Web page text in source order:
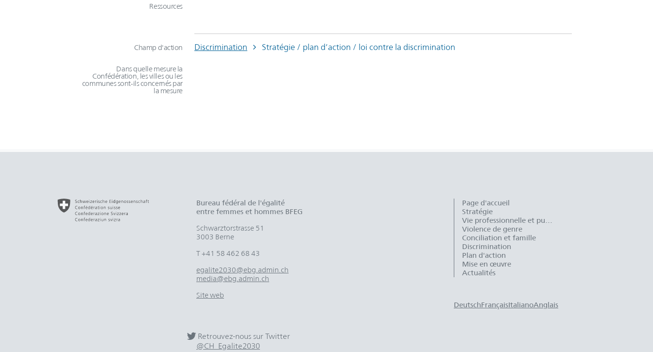
Ressources
Champ d'action Discrimination Stratégie / plan d’action / loi contre la discrimination
Dans quelle mesure la
Confédération, les villes ou les
communes sont-ils concernés par
la mesure
Bureau fédéral de l'égalité
entre femmes et hommes BFEG
Schwarztorstrasse 51
3003 Berne
T +41 58 462 68 43
egalite2030@ebg.admin.ch
media@ebg.admin.ch
Site web
Retrouvez-nous sur Twitter
@CH_Egalite2030
Page d'accueil
Stratégie
Vie professionnelle et publique
Violence de genre
Conciliation et famille
Discrimination
Plan d'action
Mise en œuvre
Actualités
DeutschFrançaisItalianoAnglais